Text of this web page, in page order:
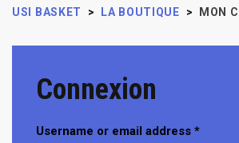
USI BASKET > LA BOUTIQUE > MON
Connexion
Username or email address *